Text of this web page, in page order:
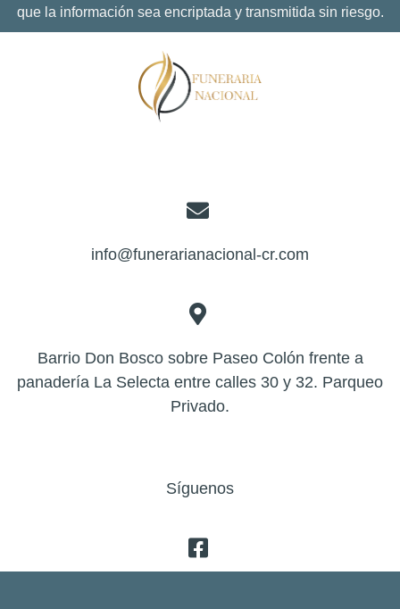
que la información sea encriptada y transmitida sin riesgo.
info@funerarianacional-cr.com
Barrio Don Bosco sobre Paseo Colón frente a
panadería La Selecta entre calles 30 y 32. Parqueo
Privado.
Síguenos